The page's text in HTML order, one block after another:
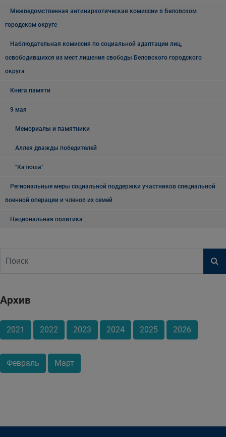
Межведомственная антинаркотическая комиссии в Беловском
городском округе
Наблюдательная комиссия по социальной адаптации лиц,
освободившихся из мест лишения свободы Беловского городского
округа
Книга памяти
9 мая
Мемориалы и памятники
Аллея дважды победителей
"Катюша"
Региональные меры социальной поддержки участников специальной
военной операции и членов их семей
Национальная политика
Архив
2021 2022 2023 2024 2025 2026
Февраль Март